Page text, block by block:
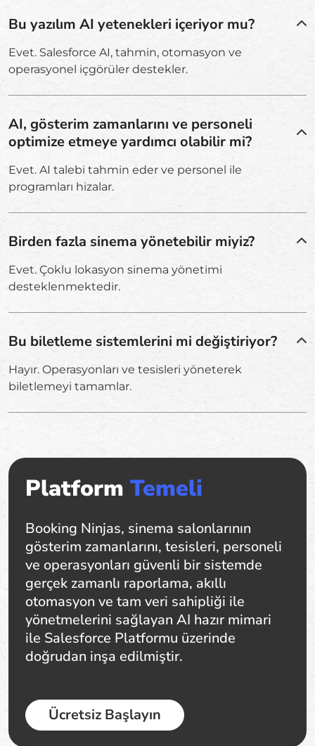
Bu yazılım AI yetenekleri içeriyor mu?
Evet. Salesforce AI, tahmin, otomasyon ve
operasyonel içgörüler destekler.
AI, gösterim zamanlarını ve personeli
optimize etmeye yardımcı olabilir mi?
Evet. AI talebi tahmin eder ve personel ile
programları hizalar.
Birden fazla sinema yönetebilir miyiz?
Evet. Çoklu lokasyon sinema yönetimi
desteklenmektedir.
Bu biletleme sistemlerini mi değiştiriyor?
Hayır. Operasyonları ve tesisleri yöneterek
biletlemeyi tamamlar.
Platform Temeli
Booking Ninjas, sinema salonlarının
gösterim zamanlarını, tesisleri, personeli
ve operasyonları güvenli bir sistemde
gerçek zamanlı raporlama, akıllı
otomasyon ve tam veri sahipliği ile
yönetmelerini sağlayan AI hazır mimari
ile Salesforce Platformu üzerinde
doğrudan inşa edilmiştir.
Ücretsiz Başlayın